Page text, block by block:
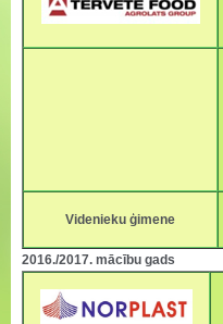
Videnieku ģimene
2016./2017. mācību gads